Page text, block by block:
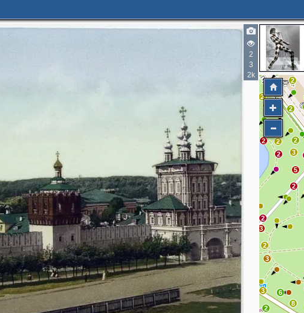
2
3
2k
2
2
3
5
2
2
2
2
2
3
2
3
2
8
2
6
3
2
8
2
4
3
10